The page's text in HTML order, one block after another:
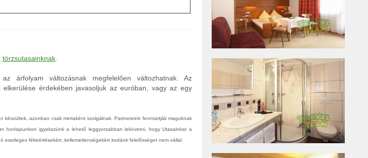
törzsutasainknak.
árfolyam változásnak megfelelően változhatnak. Az
érdekében javasoljuk az euróban, vagy az egy
azonban csak mintaként szolgálnak. Partnereink fenntartják maguknak
honlapunkon igyekszünk a lehető leggyorsabban lekövetni, hogy Utasainkat a
félreértésekért, kellemetlenségekért irodánk felelősséget nem vállal.